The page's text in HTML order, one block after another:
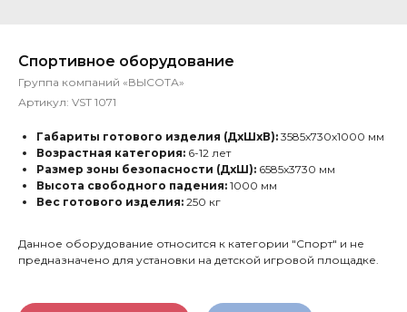
Спортивное оборудование
Группа компаний «ВЫСОТА»
Артикул: VST 1071
Габариты готового изделия (ДхШхВ): 3585х730х1000 мм
Возрастная категория: 6-12 лет
Размер зоны безопасности (ДхШ): 6585х3730 мм
Высота свободного падения: 1000 мм
Вес готового изделия: 250 кг
Данное оборудование относится к категории "Спорт" и не
предназначено для установки на детской игровой площадке.